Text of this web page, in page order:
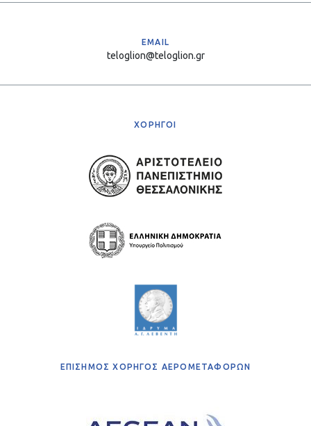
EMAIL
teloglion@teloglion.gr
ΧΟΡΗΓΟΙ
ΕΠΙΣΗΜΟΣ ΧΟΡΗΓΟΣ ΑΕΡΟΜΕΤΑΦΟΡΩΝ